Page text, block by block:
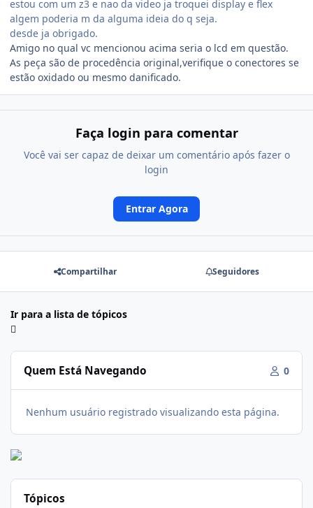
estou com um z3 e nao da video ja troquei display e flex
algem poderia m da alguma ideia do q seja.
desde ja obrigado.
Amigo no qual vc mencionou acima seria o lcd em questão.
As peça são de procedência original,verifique o conectores se
estão oxidado ou mesmo danificado.
Faça login para comentar
Você vai ser capaz de deixar um comentário após fazer o
login
Entrar Agora
Compartilhar Seguidores
Ir para a lista de tópicos
Quem Está Navegando 0
Nenhum usuário registrado visualizando esta página.
Tópicos